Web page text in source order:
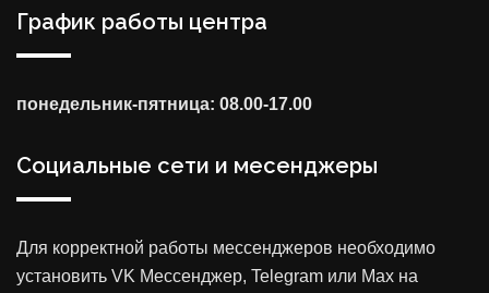
График работы центра
понедельник-пятница: 08.00-17.00
Социальные сети и месенджеры
Для корректной работы мессенджеров необходимо
установить VK Мессенджер, Telegram или Max на